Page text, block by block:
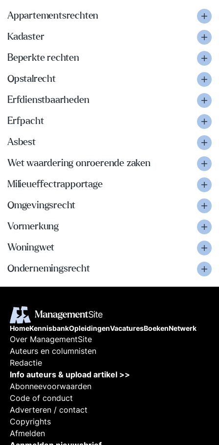
Appartementsrechten
Kadaster
Beperkte rechten
Opstalrecht
Erfdienstbaarheden
Erfpacht
Asbest
Wet waardering onroerende zaken
Milieueffectrapportage
Omgevingsrecht
Vormerkung
Woningwet
Ondernemingsrecht
HomeKennisbankOpleidingenVacaturesBoekenNetwerk
Over ManagementSite
Auteurs en columnisten
Redactie
Info auteurs & upload artikel >>
Abonneevoorwaarden
Code of conduct
Adverteren / contact
Copyrights
Afmelden